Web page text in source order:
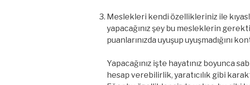
Meslekleri kendi özellikleriniz ile
yapacağınız şey bu mesleklerin
puanlarınızda uyuşup uyuşmadığını
Yapacağınız işte hayatınız boyunca
hesap verebilirlik, yaratıcılık gibi